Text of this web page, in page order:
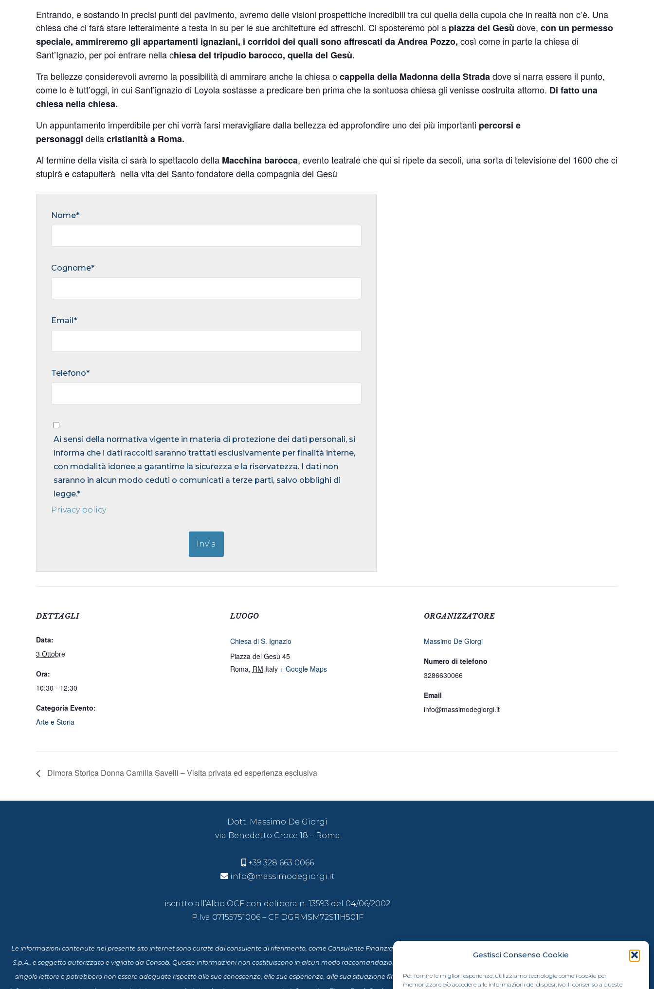
Gestisci Consenso Cookie
Per fornire le migliori esperienze, utilizziamo tecnologie come i cookie per
memorizzare e/o accedere alle informazioni del dispositivo. Il consenso a queste
Entrando, e sostando in precisi punti del pavimento, avremo delle visioni prospettiche incredibili tra cui quella della cupola che in realtà non c’è. Una
chiesa che ci farà stare letteralmente a testa in su per le sue architetture ed affreschi. Ci sposteremo poi a piazza del Gesù dove, con un permesso
speciale, ammireremo gli appartamenti ignaziani, i corridoi dei quali sono affrescati da Andrea Pozzo, così come in parte la chiesa di
Sant’Ignazio, per poi entrare nella chiesa del tripudio barocco, quella del Gesù.
Tra bellezze considerevoli avremo la possibilità di ammirare anche la chiesa ocappella della Madonna della Stradadove si narra essere il punto,
come lo è tutt’oggi, in cui Sant’ignazio di Loyola sostasse a predicare ben prima che la sontuosa chiesa gli venisse costruita attorno. Di fatto una
chiesa nella chiesa.
Un appuntamento imperdibile per chi vorrà farsi meravigliare dalla bellezza ed approfondire uno dei più importanti percorsi e
personaggi dellacristianità a Roma.
Al termine della visita ci sarà lo spettacolo della Macchina barocca, evento teatrale che qui si ripete da secoli, una sorta di televisione del 1600 che ci
stupirà e catapulterà nella vita del Santo fondatore della compagnia del Gesù
Nome*
Cognome*
Email*
Telefono*
Ai sensi della normativa vigente in materia di protezione dei dati personali, si
informa che i dati raccolti saranno trattati esclusivamente per finalità interne,
con modalità idonee a garantirne la sicurezza e la riservatezza. I dati non
saranno in alcun modo ceduti o comunicati a terze parti, salvo obblighi di
legge.*
Privacy policy
DETTAGLI
Data:
3 Ottobre
Ora:
10:30 - 12:30
Categoria Evento:
Arte e Storia
LUOGO
Chiesa di S. Ignazio
Piazza del Gesù 45
Roma, RM Italy + Google Maps
ORGANIZZATORE
Massimo De Giorgi
Numero di telefono
3286630066
Email
info@massimodegiorgi.it
Dimora Storica Donna Camilla Savelli – Visita privata ed esperienza esclusiva
Dott. Massimo De Giorgi
via Benedetto Croce 18 – Roma
+39 328 663 0066
info@massimodegiorgi.it
iscritto all’Albo OCF con delibera n. 13593 del 04/06/2002
P.Iva 07155751006 – CF DGRMSM72S11H501F
Le informazioni contenute nel presente sito internet sono curate dal consulente di riferimento, come Consulente Finanziario abilitato all’offerta fuori sede per FinecoBank
S.p.A., e soggetto autorizzato e vigilato da Consob. Queste informazioni non costituiscono in alcun modo raccomandazioni personalizzate rispetto alle caratteristiche del
singolo lettore e potrebbero non essere adeguate rispetto alle sue conoscenze, alle sue esperienze, alla sua situazione finanziaria ed ai suoi obiettivi di investimento. Le